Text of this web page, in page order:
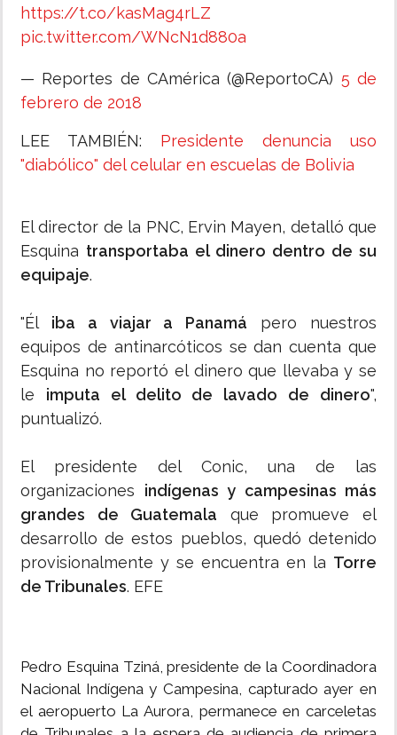
https://t.co/kasMag4rLZ
pic.twitter.com/WNcN1d880a
— Reportes de CAmérica (@ReportoCA) 5 de
febrero de 2018
LEE TAMBIÉN: Presidente denuncia uso
"diabólico" del celular en escuelas de Bolivia
El director de la PNC, Ervin Mayen, detalló que
Esquina transportaba el dinero dentro de su
equipaje.
"Él iba a viajar a Panamá pero nuestros
equipos de antinarcóticos se dan cuenta que
Esquina no reportó el dinero que llevaba y se
le imputa el delito de lavado de dinero",
puntualizó.
El presidente del Conic, una de las
organizaciones indígenas y campesinas más
grandes de Guatemala que promueve el
desarrollo de estos pueblos, quedó detenido
provisionalmente y se encuentra en la Torre
de Tribunales. EFE
Pedro Esquina Tziná, presidente de la Coordinadora
Nacional Indígena y Campesina, capturado ayer en
el aeropuerto La Aurora, permanece en carceletas